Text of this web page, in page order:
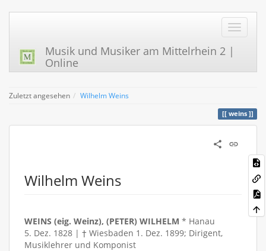
Musik und Musiker am Mittelrhein 2 |
Online
Zuletzt angesehen Wilhelm Weins
weins
Wilhelm Weins
WEINS (eig. Weinz), (PETER) WILHELM * Hanau
5. Dez. 1828 | † Wiesbaden 1. Dez. 1899; Dirigent,
Musiklehrer und Komponist